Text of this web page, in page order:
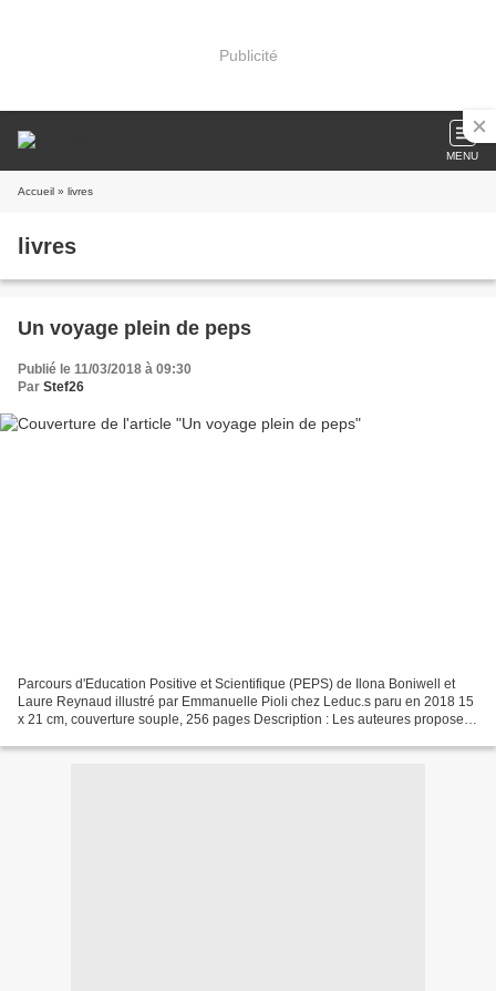
Publicité
MENU
Accueil » livres
livres
Un voyage plein de peps
Publié le 11/03/2018 à 09:30
Par Stef26
Parcours d'Education Positive et Scientifique (PEPS) de Ilona Boniwell et
Laure Reynaud illustré par Emmanuelle Pioli chez Leduc.s paru en 2018 15
x 21 cm, couverture souple, 256 pages Description : Les auteures proposent